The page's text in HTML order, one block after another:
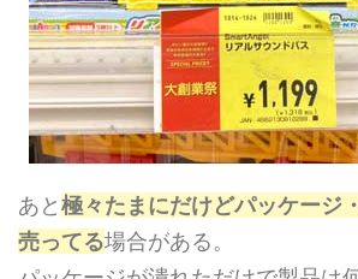
あと極々たまにだけどパッケージ
売ってる場合がある。